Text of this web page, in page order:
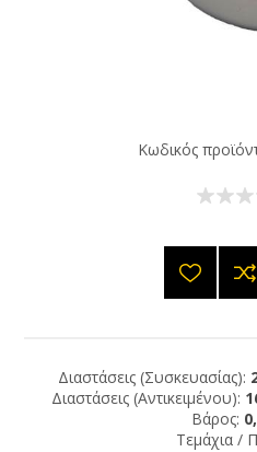
Κωδικός
Διαστάσεις (Συσκευασίας):
Διαστάσεις (Αντικειμένου):
Βάρος:
Τεμάχια /